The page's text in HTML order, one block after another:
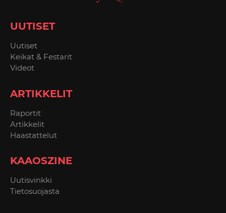
UUTISET
Uutiset
Keikat & Festarit
Videot
ARTIKKELIT
Raportit
Artikkelit
Haastattelut
KAAOSZINE
Uutisvinkki
Tietosuojasta